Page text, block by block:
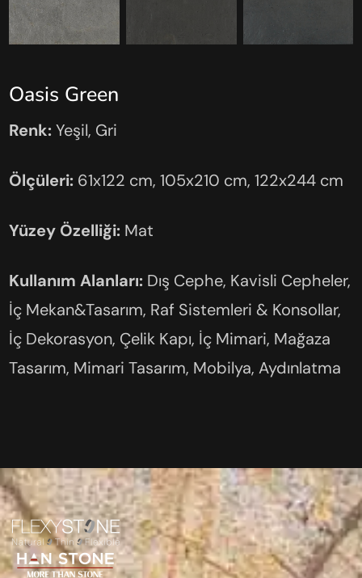
Oasis Green
Renk:Yeşil, Gri
Ölçüleri: 61x122 cm, 105x210 cm, 122x244 cm
Yüzey Özelliği: Mat
Kullanım Alanları: Dış Cephe, Kavisli Cepheler,
İç Mekan&Tasarım, Raf Sistemleri & Konsollar,
İç Dekorasyon, Çelik Kapı, İç Mimari, Mağaza
Tasarım, Mimari Tasarım, Mobilya, Aydınlatma